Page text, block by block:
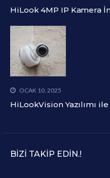
HiLook 4MP IP Kamera
OCAK 10, 2025
HiLookVision Yazılımı
BIZI TAKIP EDIN.!